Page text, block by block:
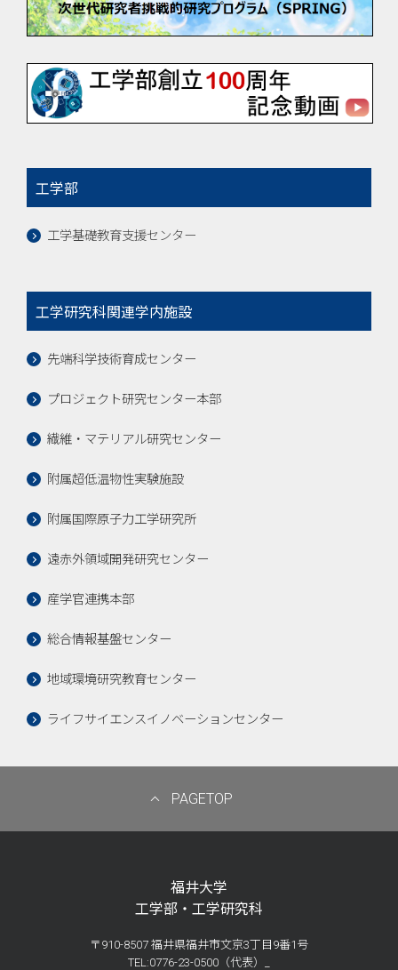
工学部
工学基礎教育支援センター
工学研究科関連学内施設
先端科学技術育成センター
プロジェクト研究センター本部
繊維・マテリアル研究センター
附属超低温物性実験施設
附属国際原子力工学研究所
遠赤外領域開発研究センター
産学官連携本部
総合情報基盤センター
地域環境研究教育センター
ライフサイエンスイノベーションセンター
PAGETOP
福井大学
工学部・工学研究科
〒910-8507 福井県福井市文京3丁目9番1号
TEL:0776-23-0500（代表）_